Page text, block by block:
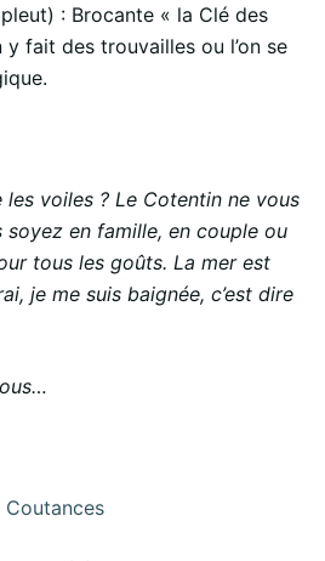
pleut) : Brocante « la Clé des
y fait des trouvailles ou l’on se
voiles ? Le Cotentin ne vous
en famille, en couple ou
tous les goûts. La mer est
je me suis baignée, c’est dire